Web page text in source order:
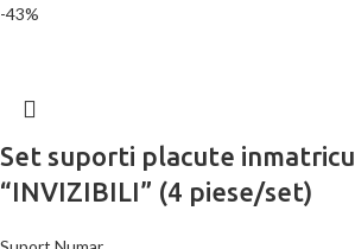
-43%
Set suporti placute
“INVIZIBILI” (4 piese/set)